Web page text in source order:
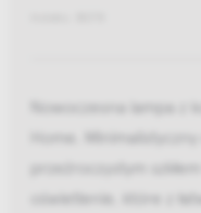
Nowoczesna lampa z
Home.
przeźroczystym
oświetlenie, które z